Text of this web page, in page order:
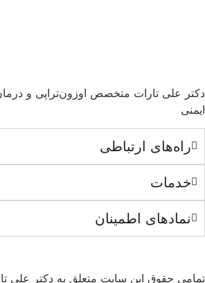
دکتر علی تارات متخصص اوزون‌تراپی و
ایمنی
راه‌های ارتباطی
خدمات
نمادهای اطمینان
تمامی حقوق این سایت متعلق به دکتر علی